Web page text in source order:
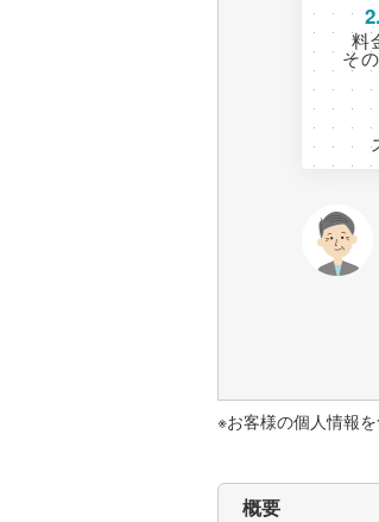
料
そ
※お客様の個人情報
概要